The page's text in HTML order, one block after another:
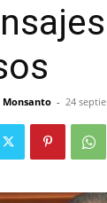
Monsanto - 24